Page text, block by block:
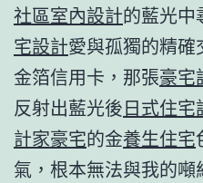
社區室內設計的藍光中
宅設計愛與孤獨的精
金箔信用卡，那張豪宅
反射出藍光後日式住宅
計家豪宅的金養生住宅
氣，根本無法與我的噸